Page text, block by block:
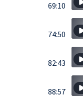
69:10
74:50
82:43
88:57